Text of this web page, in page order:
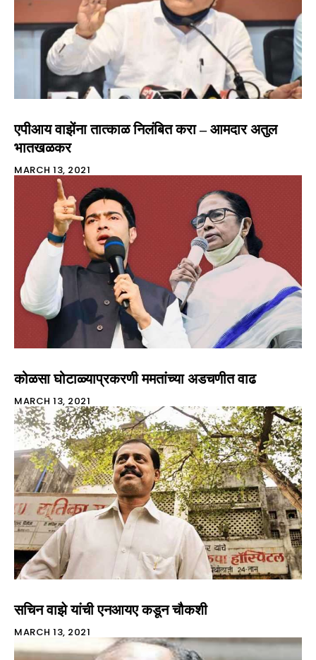
एपीआय वाझेंना तात्काळ निलंबित करा – आमदार अतुल
भातखळकर
MARCH 13, 2021
कोळसा घोटाळ्याप्रकरणी ममतांच्या अडचणीत वाढ
MARCH 13, 2021
सचिन वाझे यांची एनआयए कडून चौकशी
MARCH 13, 2021